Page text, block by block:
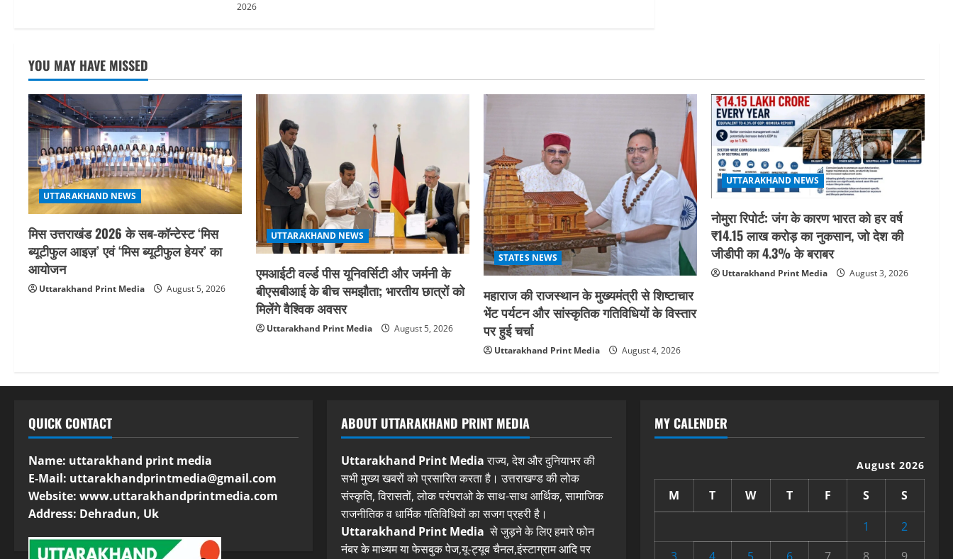
2026
YOU MAY HAVE MISSED
UTTARAKHAND NEWS
मिस उत्तराखंड 2026 के सब-कॉन्टेस्ट ‘मिस
ब्यूटीफुल आइज़’ एवं ‘मिस ब्यूटीफुल हेयर’ का
आयोजन
Uttarakhand Print Media August 5, 2026
UTTARAKHAND NEWS
एमआईटी वर्ल्ड पीस यूनिवर्सिटी और जर्मनी के
बीएसबीआई के बीच समझौता; भारतीय छात्रों को
मिलेंगे वैश्विक अवसर
Uttarakhand Print Media August 5, 2026
STATES NEWS
महाराज की राजस्थान के मुख्यमंत्री से शिष्टाचार
भेंट पर्यटन और सांस्कृतिक गतिविधियों के विस्तार
पर हुई चर्चा
Uttarakhand Print Media August 4, 2026
UTTARAKHAND NEWS
नोमुरा रिपोर्ट: जंग के कारण भारत को हर वर्ष
₹14.15 लाख करोड़ का नुकसान, जो देश की
जीडीपी का 4.3% के बराबर
Uttarakhand Print Media August 3, 2026
QUICK CONTACT
Name: uttarakhand print media
E-Mail: uttarakhandprintmedia@gmail.com
Website: www.uttarakhandprintmedia.com
Address: Dehradun, Uk
ABOUT UTTARAKHAND PRINT MEDIA
Uttarakhand Print Mediaराज्य, देश और दुनियाभर की
सभी मुख्य खबरों को प्रसारित करता है। उत्तराखण्ड की लोक
संस्कृति, विरासतों, लोक परंपराओ के साथ-साथ आर्थिक, सामाजिक
राजनीतिक व धार्मिक गतिविधियों का सजग प्रहरी है।
Uttarakhand Print Media से जुड़ने के लिए हमारे फोन
नंबर के माध्यम या फेसबुक पेज,यू-ट्यूब चैनल,इंस्टाग्राम आदि पर
MY CALENDER
August 2026
M T W T F S
S
1
2